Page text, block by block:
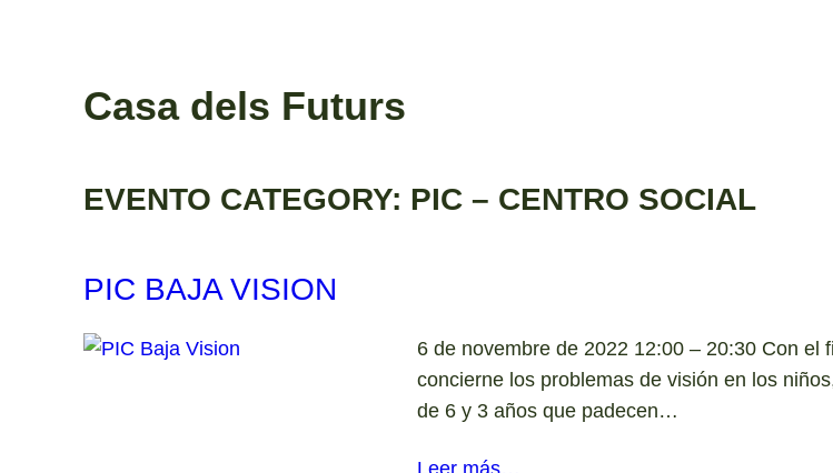
Casa dels Futurs
EVENTO CATEGORY: PIC – CENTRO SOCIAL
PIC BAJA VISION
6 de novembre de 2022 12:00 – 20:30 Con el
concierne los problemas de visión en los
de 6 y 3 años que padecen…